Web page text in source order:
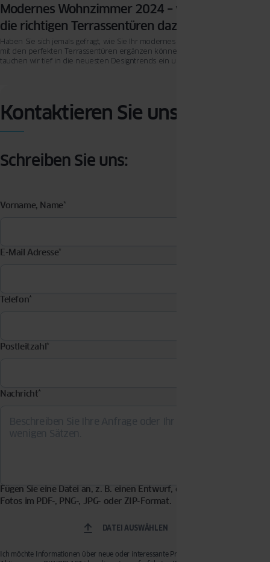
Modernes Wohnzimmer 2024 – wie wählt man
die richtigen Terrassentüren dazu?
Haben Sie sich jemals gefragt, wie Sie Ihr modernes Wohnzimmer im Jahr 2024
mit den perfekten Terrassentüren ergänzen können? In diesem Artikel
tauchen wir tief in die neuesten Designtrends ein und zeigen Ihnen, welche
Kontaktieren Sie uns
Schreiben Sie uns:
Vorname, Name*
E-Mail Adresse*
Telefon*
Postleitzahl*
Nachricht*
Fügen Sie eine Datei an, z. B. einen Entwurf, eine Visualisierung,
Fotos im PDF-, PNG-, JPG- oder ZIP-Format.
DATEI AUSWÄHLEN
Ich möchte Informationen über neue oder interessante Produkte, Dienstleistungen und